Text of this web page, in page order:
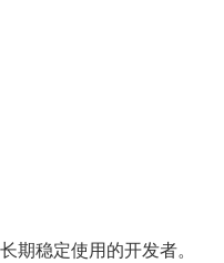
期稳定使用的开发者。